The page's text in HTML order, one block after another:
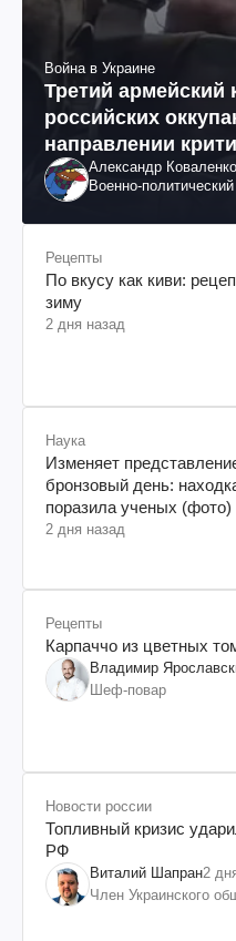
Война в Украине
Третий армейский
российских
направлении
как это удалось
Александр Коваленко
Военно-
Рецепты
По вкусу как киви:
зиму
2 дня назад
Наука
Изменяет
бронзовый день:
поразила ученых (фото)
2 дня назад
Рецепты
Карпаччо из цветных
Владимир
Шеф-повар
Новости россии
Топливный кризис
РФ
Виталий Шапран2
Член Украинского